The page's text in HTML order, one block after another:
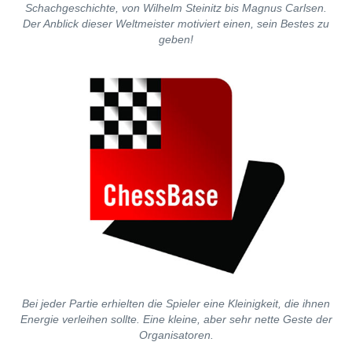
Schachgeschichte, von Wilhelm Steinitz bis Magnus Carlsen.
Der Anblick dieser Weltmeister motiviert einen, sein Bestes zu
geben!
Bei jeder Partie erhielten die Spieler eine Kleinigkeit, die ihnen
Energie verleihen sollte. Eine kleine, aber sehr nette Geste der
Organisatoren.